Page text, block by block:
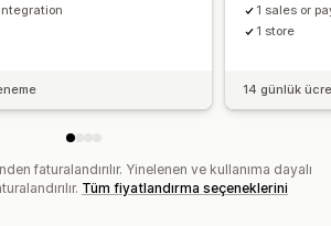
1 sales or
1 store
14 günlük
faturalandırılır. Yinelenen ve kullanıma dayalı
Tüm fiyatlandırma seçeneklerini